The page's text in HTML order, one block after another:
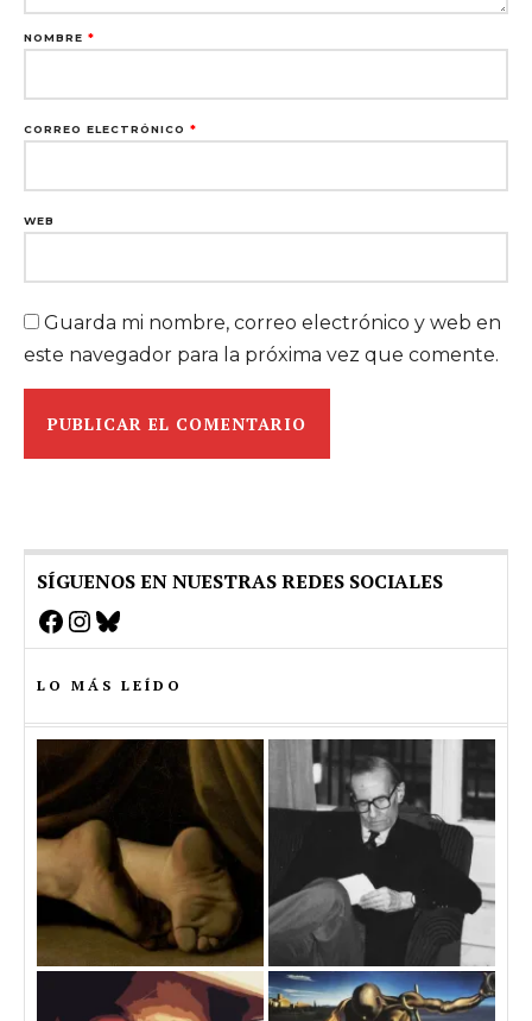
NOMBRE *
CORREO ELECTRÓNICO *
WEB
Guarda mi nombre, correo electrónico y web en
este navegador para la próxima vez que comente.
SÍGUENOS EN NUESTRAS REDES SOCIALES
Facebook
Instagram
Bluesky
LO MÁS LEÍDO